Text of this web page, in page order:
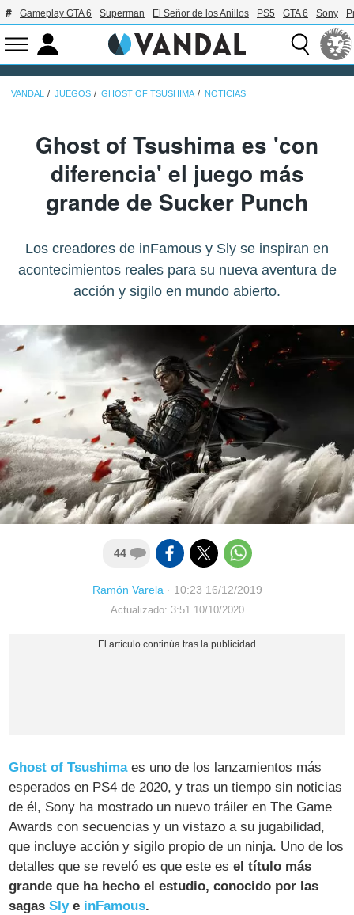
Gameplay GTA 6 Superman El Señor de los Anillos PS5 GTA 6 Sony
VANDAL JUEGOS GHOST OF TSUSHIMA NOTICIAS
Ghost of Tsushima es 'con
diferencia' el juego más
grande de Sucker Punch
Los creadores de inFamous y Sly se inspiran en
acontecimientos reales para su nueva aventura de
acción y sigilo en mundo abierto.
44
Ramón Varela· 10:23 16/12/2019
Actualizado: 3:51 10/10/2020
Ghost of Tsushimaes uno de los lanzamientos más
esperados en PS4 de 2020, y tras un tiempo sin noticias
de él, Sony ha mostrado un nuevo tráiler en The Game
Awards con secuencias y un vistazo a su jugabilidad,
que incluye acción y sigilo propio de un ninja. Uno de los
detalles que se reveló es que este esel título más
grande que ha hecho el estudio, conocido por las
sagasSlye inFamous.